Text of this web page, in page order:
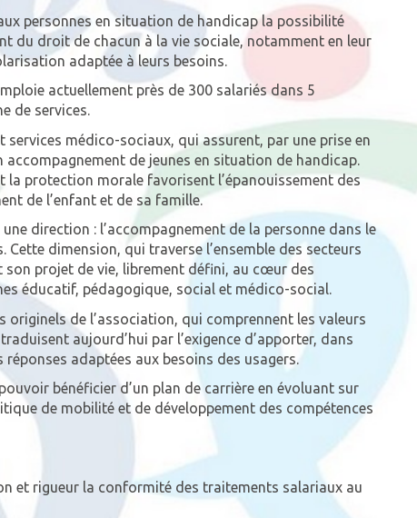
personnes en situation de handicap la possibilité
du droit de chacun à la vie sociale, notamment en leur
adaptée à leurs besoins.
actuellement près de 300 salariés dans 5
de services.
services médico-sociaux, qui assurent, par une prise en
de jeunes en situation de handicap.
la protection morale favorisent l’épanouissement des
de l’enfant et de sa famille.
direction : l’accompagnement de la personne dans le
Cette dimension, qui traverse l’ensemble des secteurs
son projet de vie, librement défini, au cœur des
éducatif, pédagogique, social et médico-social.
originels de l’association, qui comprennent les valeurs
aujourd’hui par l’exigence d’apporter, dans
adaptées aux besoins des usagers.
bénéficier d’un plan de carrière en évoluant sur
de mobilité et de développement des compétences
et rigueur la conformité des traitements salariaux au